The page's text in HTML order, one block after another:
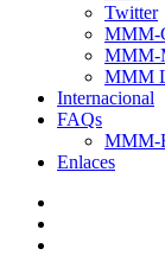
Twitter
MMM-
MMM-
MMM
Internacional
FAQs
MMM-
Enlaces